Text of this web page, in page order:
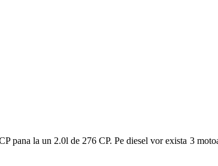
pana la un 2.0l de 276 CP. Pe diesel vor exista 3